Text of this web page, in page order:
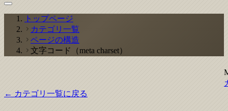
トップページ
カテゴリ一覧
ページの構造
文字コード（meta charset）
← カテゴリ一覧に戻る